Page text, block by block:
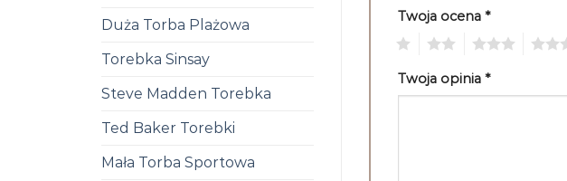
Duża Torba Plażowa
Torebka Sinsay
Steve Madden Torebka
Ted Baker Torebki
Mała Torba Sportowa
Twoja ocena *
Twoja opinia *